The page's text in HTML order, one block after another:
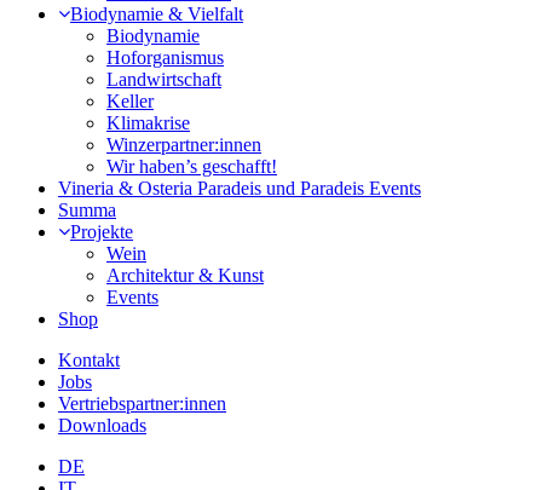
Biodynamie & Vielfalt
Biodynamie
Hoforganismus
Landwirtschaft
Keller
Klimakrise
Winzerpartner:innen
Wir haben’s geschafft!
Vineria & Osteria Paradeis und Paradeis Events
Summa
Projekte
Wein
Architektur & Kunst
Events
Shop
Kontakt
Jobs
Vertriebspartner:innen
Downloads
DE